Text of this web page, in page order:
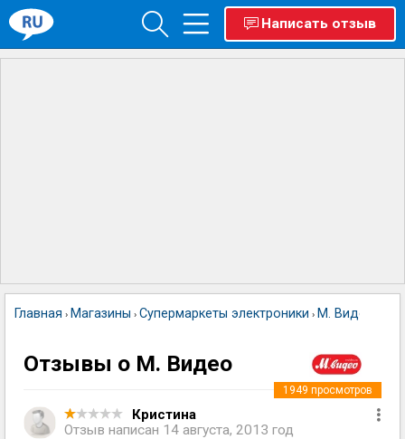
Написать отзыв
Главная › Магазины › Супермаркеты электроники › М. Видео
Отзывы о М. Видео
Кристина
Отзыв написан 14 августа, 2013 год
1949 просмотров